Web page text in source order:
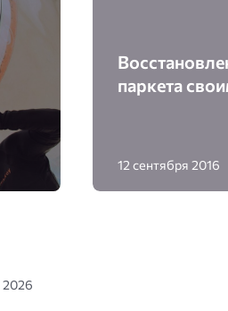
паркета
12 сентября 2016
2026